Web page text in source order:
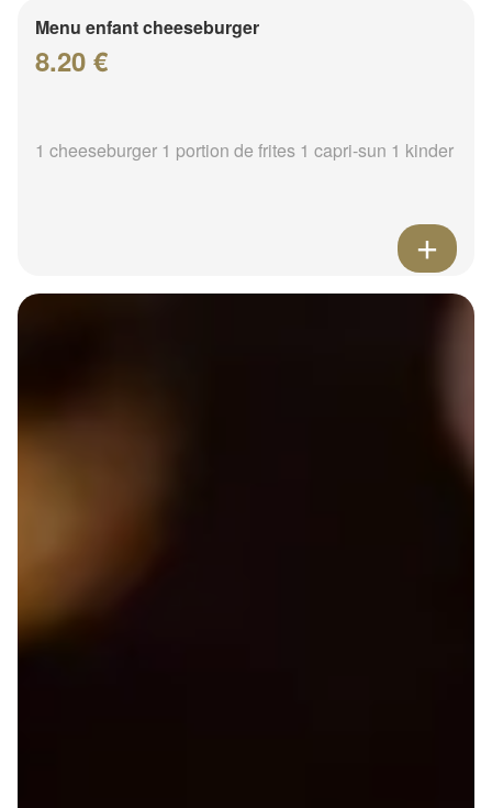
Menu enfant cheeseburger
8.20 €
1 cheeseburger 1 portion de frites 1 capri-sun 1 kinder